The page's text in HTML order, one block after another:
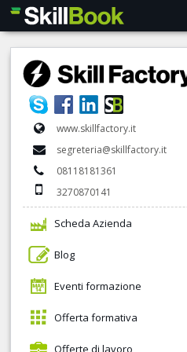
www.skillfactory.it
segreteria@skillfactory.it
08118181361
3270870141
Scheda Azienda
Blog
Eventi formazione
Offerta formativa
Offerte di lavoro